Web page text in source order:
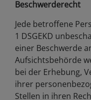
Beschwerderecht
Jede betroffene
1 DSGEKD
einer Beschwerde
Aufsichtsbehörde
bei der Erhebung,
ihrer
Stellen in ihren